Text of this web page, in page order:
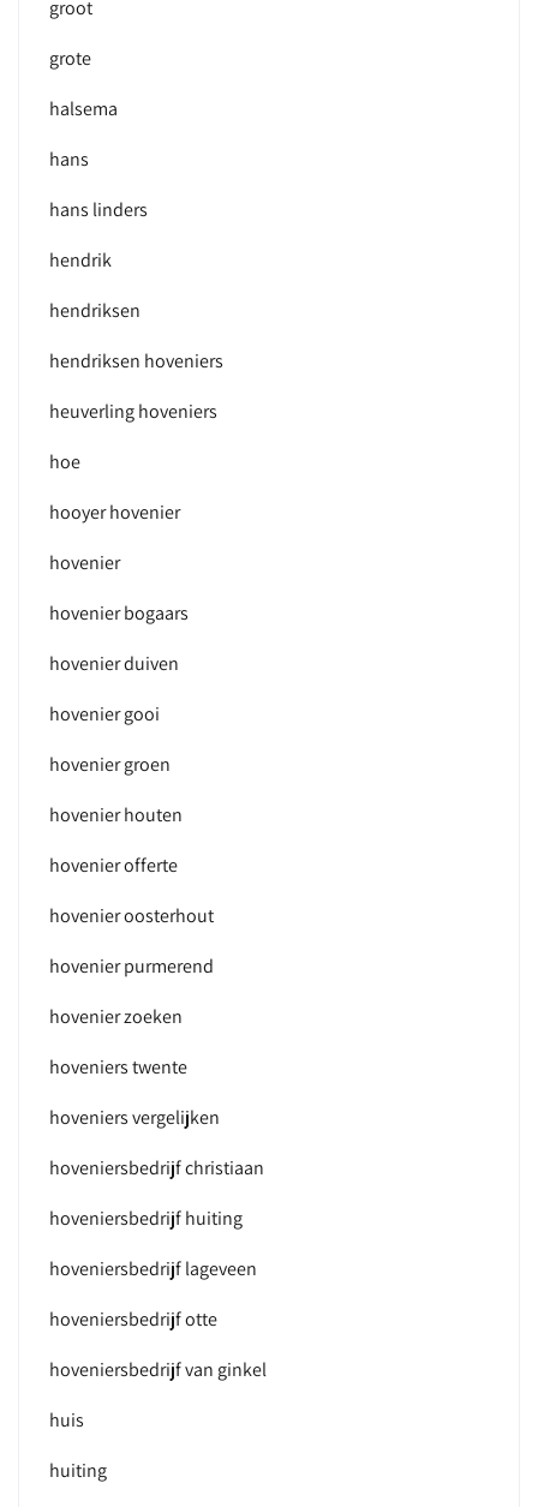
groot
grote
halsema
hans
hans linders
hendrik
hendriksen
hendriksen hoveniers
heuverling hoveniers
hoe
hooyer hovenier
hovenier
hovenier bogaars
hovenier duiven
hovenier gooi
hovenier groen
hovenier houten
hovenier offerte
hovenier oosterhout
hovenier purmerend
hovenier zoeken
hoveniers twente
hoveniers vergelijken
hoveniersbedrijf christiaan
hoveniersbedrijf huiting
hoveniersbedrijf lageveen
hoveniersbedrijf otte
hoveniersbedrijf van ginkel
huis
huiting